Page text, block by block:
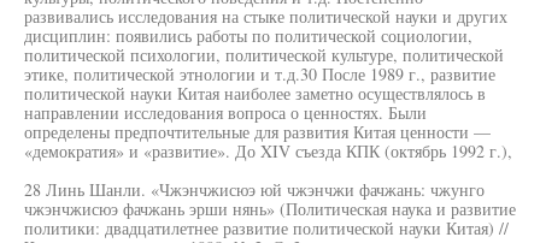
развивались исследования на стыке политической науки и других
дисциплин: появились работы по политической социологии,
политической психологии, политической культуре, политической
этике, политической этнологии и т.д.30 После 1989 г., развитие
политической науки Китая наиболее заметно осуществлялось в
направлении исследования вопроса о ценностях. Были
определены предпочтительные для развития Китая ценности —
«демократия» и «развитие». До XIV съезда КПК (октябрь 1992 г.),
28 Линь Шанли. «Чжэнчжисюэ юй чжэнчжи фачжань: чжунго
чжэнчжисюэ фачжань эрши нянь» (Политическая наука и развитие
политики: двадцатилетнее развитие политической науки Китая) //